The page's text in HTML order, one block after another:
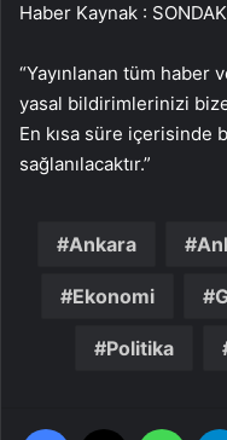
Haber Kaynak :
“Yayınlanan tüm
yasal bildirimlerinizi
En kısa süre
sağlanılacaktır.”
Ankara
Ekonomi
Politika
Facebook